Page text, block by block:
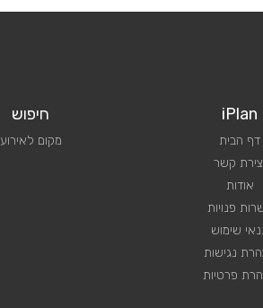
iPlan
דף הבית
קשר
אודות
פנויות
שימוש
נגישות
פרטיות
חיפוש
מקום לאירוע